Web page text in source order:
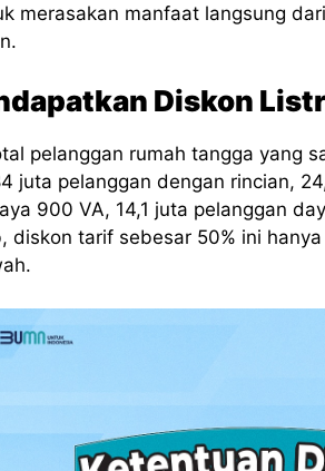
merasakan manfaat langsung
Diskon
pelanggan rumah tangga yang
juta pelanggan dengan rincian,
900 VA, 14,1 juta pelanggan
diskon tarif sebesar 50% ini